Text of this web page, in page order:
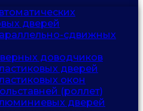
дверей
сдвижных
доводчиков
дверей
окон
(роллет)
дверей